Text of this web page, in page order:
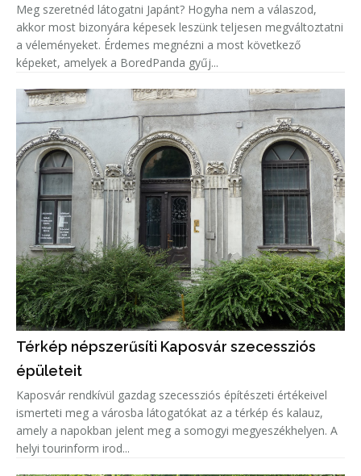
Meg szeretnéd látogatni Japánt? Hogyha nem a válaszod,
akkor most bizonyára képesek leszünk teljesen megváltoztatni
a véleményeket. Érdemes megnézni a most következő
képeket, amelyek a BoredPanda gyűj...
Térkép népszerűsíti Kaposvár szecessziós
épületeit
Kaposvár rendkívül gazdag szecessziós építészeti értékeivel
ismerteti meg a városba látogatókat az a térkép és kalauz,
amely a napokban jelent meg a somogyi megyeszékhelyen. A
helyi tourinform irod...